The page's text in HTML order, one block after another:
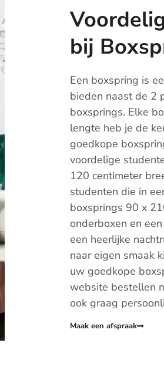
bij
Een boxspring is
bieden naast de 2
boxsprings. Elke
lengte heb je de
goedkope
voordelige
120 centimeter
studenten die in
boxsprings 90 x
onderboxen en
een heerlijke
naar eigen smaak
uw goedkope
website bestellen
ook graag
website contact
Laat geheel
Maak een afspraak